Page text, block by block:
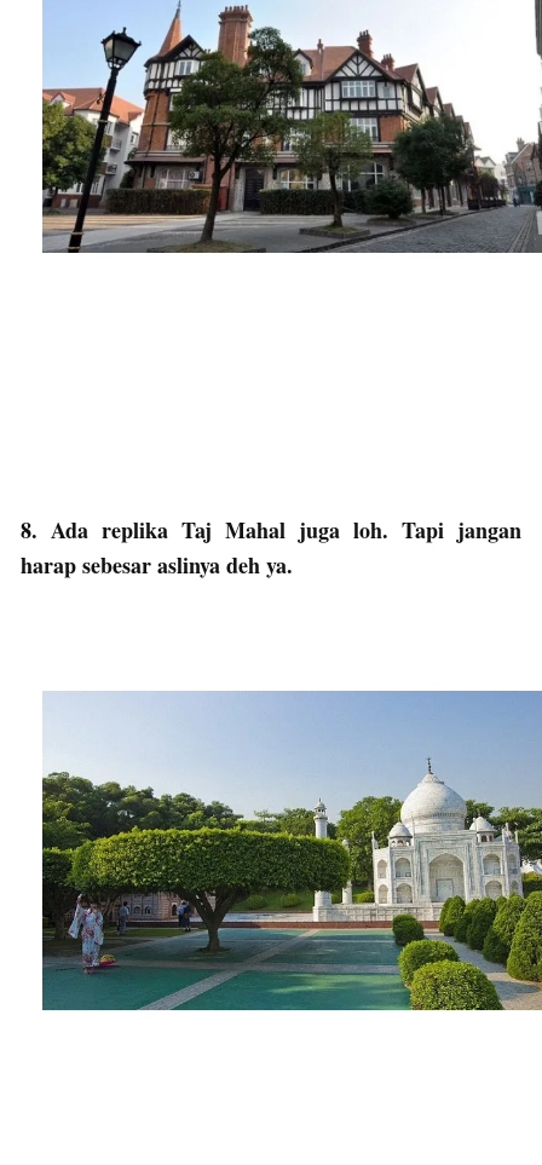
8. Ada replika Taj Mahal juga loh. Tapi jangan
harap sebesar aslinya deh ya.